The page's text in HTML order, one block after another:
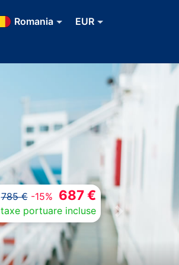
Romania EUR
785 € -15% 687 €
taxe portuare incluse
Next